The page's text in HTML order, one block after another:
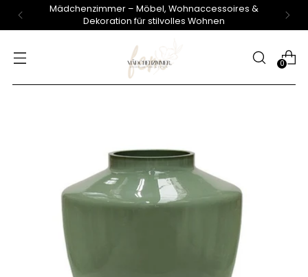
Mädchenzimmer – Möbel, Wohnaccessoires &
Dekoration für stilvolles Wohnen
0